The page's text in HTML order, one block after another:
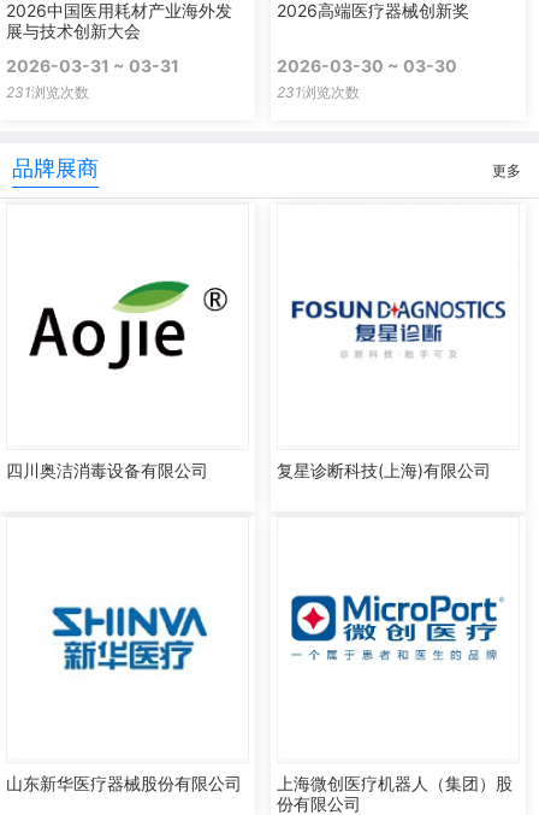
2026中国医用耗材产业海外发
展与技术创新大会
2026-03-31 ~ 03-31
231浏览次数
2026高端医疗器械创新奖
2026-03-30 ~ 03-30
231浏览次数
品牌展商 更多
四川奥洁消毒设备有限公司 复星诊断科技(上海)有限公司
山东新华医疗器械股份有限公司
上海微创医疗机器人（集团）股
份有限公司